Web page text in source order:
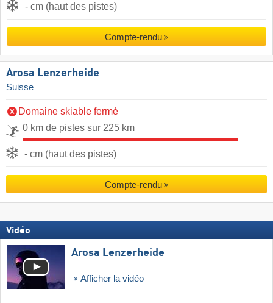
- cm (haut des pistes)
Compte-rendu
Arosa Lenzerheide
Suisse
Domaine skiable fermé
0 km de pistes sur 225 km
- cm (haut des pistes)
Compte-rendu
Vidéo
Arosa Lenzerheide
Afficher la vidéo